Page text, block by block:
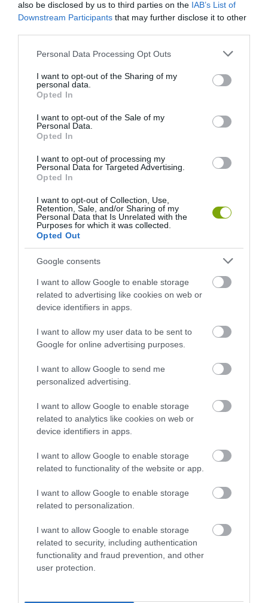
also be disclosed by us to third parties on the IAB’s List of
Downstream Participants that may further disclose it to other
Please note that this website/app uses one or more Google
not limited to your visit or usage behaviour. You may click to
grant or deny consent to Google and its third-party tags to
use your data for below specified purposes in below Google
consent section.
Personal Data Processing Opt Outs
I want to opt-out of the Sharing of my
personal data.
Opted In
I want to opt-out of the Sale of my
Personal Data.
Opted In
I want to opt-out of processing my
Personal Data for Targeted Advertising.
Opted In
I want to opt-out of Collection, Use,
Retention, Sale, and/or Sharing of my
Personal Data that Is Unrelated with the
Purposes for which it was collected.
Opted Out
Google consents
I want to allow Google to enable storage
related to advertising like cookies on web or
device identifiers in apps.
I want to allow my user data to be sent to
Google for online advertising purposes.
I want to allow Google to send me
personalized advertising.
I want to allow Google to enable storage
related to analytics like cookies on web or
device identifiers in apps.
I want to allow Google to enable storage
related to functionality of the website or app.
I want to allow Google to enable storage
related to personalization.
I want to allow Google to enable storage
related to security, including authentication
functionality and fraud prevention, and other
user protection.
KIRÁNDULÁS PANNONHALMA
SZŐLŐ ÉS KOMLÓ
TALÁLKOZÁSA
GYÓGYNÖVÉNYKERTBE ÉS
KIRÁNDULÁS A
PINCÉSZETÉBE
2026-08-04
KIRÁNDULÁS A RAVAZDI
APÁTSÁG HABOS OLDALÁRA
NEM CSAK A FÖLD
SZOMJAZIK: LÉGKÖRI ASZÁLY
SZÍVJA KI A VIZET A
HŐKUPOLA MAGYARORSZÁG
FELETT: MI EZ A LÁTHATATLAN